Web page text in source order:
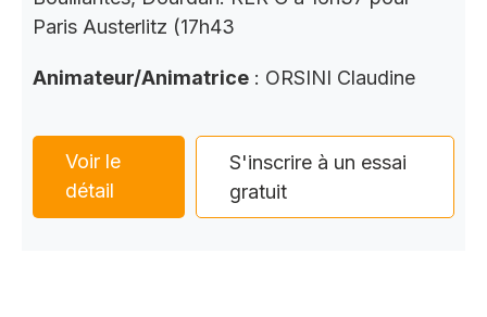
Paris Austerlitz (17h43
Animateur/Animatrice : ORSINI Claudine
Voir le
détail
S'inscrire à un essai
gratuit